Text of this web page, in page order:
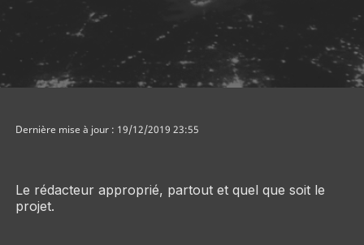
Dernière mise à jour : 19/12/2019 23:55
Le rédacteur approprié, partout et quel que soit le
projet.